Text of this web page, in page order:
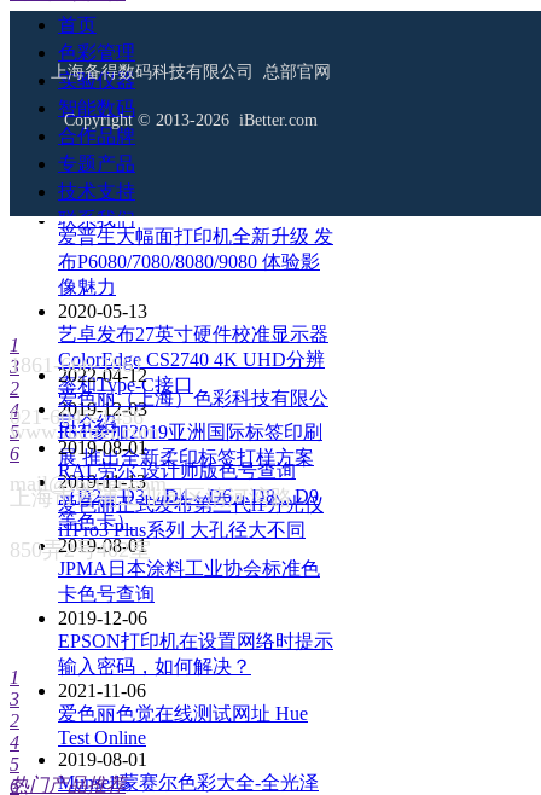
2019-01-01
美国X-Rite爱色丽公司发展历程
介绍
2020-05-20
爱色丽线上发布i1Pro3和i1Pro3
Plus第三代分光仪 外观/速度/精
度/光源等都有提升
2015-11-05
爱普生大幅面打印机全新升级 发
布P6080/7080/8080/9080 体验影
像魅力
2020-05-13
艺卓发布27英寸硬件校准显示器
ColorEdge CS2740 4K UHD分辨
率和Type-C接口
2019-12-03
IGT参加2019亚洲国际标签印刷
展 推出全新柔印标签打样方案
2019-11-13
爱色丽正式发布第三代i1分光仪
i1Pro3 Plus系列 大孔径大不同
1
3
2
4
5
6
2022-04-12
爱色丽（上海）色彩科技有限公
司介绍
2019-08-01
RAL劳尔 设计师版色号查询
（D2，D3，D4，D6，D8，D9
等色卡）
2019-08-01
JPMA日本涂料工业协会标准色
卡色号查询
2019-12-06
EPSON打印机在设置网络时提示
输入密码，如何解决？
2021-11-06
爱色丽色觉在线测试网址 Hue
Test Online
2019-08-01
Munsell蒙赛尔色彩大全-全光泽
1
3
2
4
5
6
热门产品推荐
首页
色彩管理
实验仪器
智能数码
合作品牌
专题产品
技术支持
联系我们
上海备得数码科技有限公司 总部官网
Copyright © 2013-2026 iBetter.com
1861-666-1861
021-6045-1456
www.ibetter.com
mail@ibetter.com
上海市青浦工业园区清河湾路
850弄2号402室